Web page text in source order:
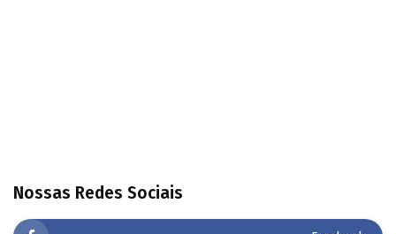
Nossas Redes Sociais